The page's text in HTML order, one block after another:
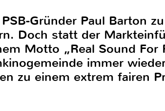
Gründer Paul Barton
Doch statt der
Motto „Real Sound For
immer
zu einem extrem fairen